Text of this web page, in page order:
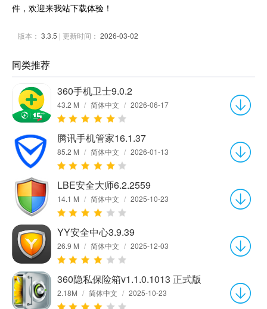
件，欢迎来我站下载体验！
版本： 3.3.5 | 更新时间： 2026-03-02
同类推荐
360手机卫士9.0.2
43.2 M / 简体中文 / 2026-06-17
腾讯手机管家16.1.37
85.2 M / 简体中文 / 2026-01-13
LBE安全大师6.2.2559
14.1 M / 简体中文 / 2025-10-23
YY安全中心3.9.39
26.9 M / 简体中文 / 2025-12-03
360隐私保险箱v1.1.0.1013 正式版
2.18M / 简体中文 / 2025-10-23